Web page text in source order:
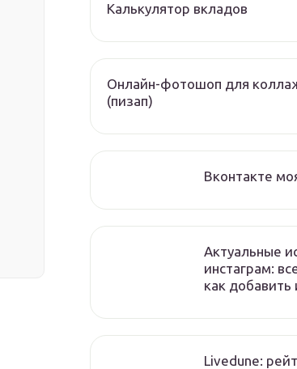
Калькулятор вкладов
Онлайн-фотошоп для
(пизап)
Вконтакте
Актуальные
инстаграм:
как добавить
Livedune: